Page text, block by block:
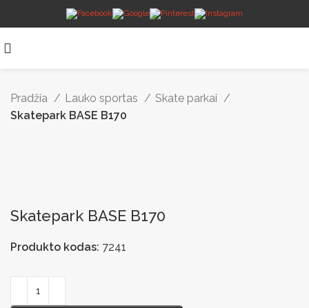
Pradžia Lauko sportas
Skate parkai
Skatepark BASE B170
Skatepark BASE B170
Produkto kodas: 7241